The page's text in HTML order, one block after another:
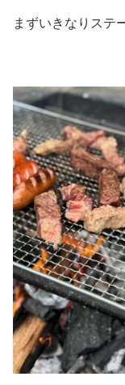
まずいきなりステ